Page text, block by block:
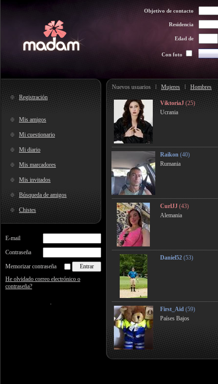
Objetivo de contacto
Residencia
Edad de
Con foto
Registración
Mis amigos
Mi cuestionario
Mi diario
Mis marcadores
Mis invitados
Búsqueda de amigos
Chistes
E-mail
Contraseña
Memorizar contraseña
He olvidado correo electrónico o
contraseña?
Nuevos usuarios Mujeres Hombres
ViktoriaJ (25)
Ucrania
Raikon (40)
Rumania
CurlJJ (43)
Alemania
Daniel52 (53)
First_Aid (59)
Países Bajos